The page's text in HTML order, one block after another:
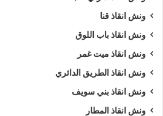
ونش انقاذ قنا
ونش انقاذ باب اللوق
ونش انقاذ ميت غمر
ونش انقاذ الطريق الدائري
ونش انقاذ بني سويف
ونش انقاذ المطار